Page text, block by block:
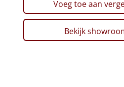
Voeg toe aan
Bekijk